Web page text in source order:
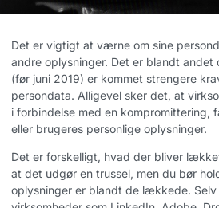
Det er vigtigt at værne om sine
andre oplysninger. Det er blandt andet
(før juni 2019) er kommet strengere
persondata. Alligevel sker det, at
i forbindelse med en kompromittering,
eller brugeres personlige oplysninger.
Det er forskelligt, hvad der bliver
at det udgør en trussel, men du bør
oplysninger er blandt de lækkede.